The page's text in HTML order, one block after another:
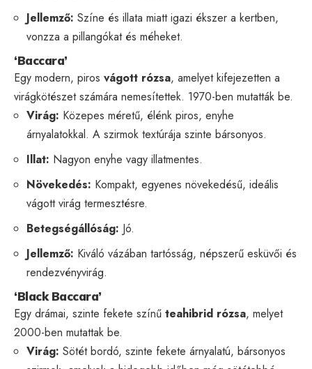
Jellemző: Színe és illata miatt igazi ékszer a kertben,
vonzza a pillangókat és méheket.
‘Baccara’
Egy modern, piros vágott rózsa, amelyet kifejezetten a
virágkötészet számára nemesítettek. 1970-ben mutatták be.
Virág: Közepes méretű, élénk piros, enyhe
árnyalatokkal. A szirmok textúrája szinte bársonyos.
Illat: Nagyon enyhe vagy illatmentes.
Növekedés: Kompakt, egyenes növekedésű, ideális
vágott virág termesztésre.
Betegségállóság: Jó.
Jellemző: Kiváló vázában tartósság, népszerű esküvői és
rendezvényvirág.
‘Black Baccara’
Egy drámai, szinte fekete színű teahibrid rózsa, melyet
2000-ben mutattak be.
Virág: Sötét bordó, szinte fekete árnyalatú, bársonyos